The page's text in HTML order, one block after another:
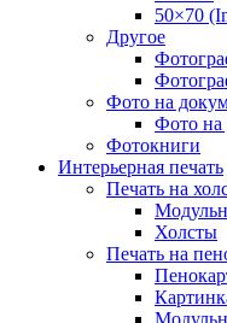
50×70
Другое
Фото на
Фото на
Фотокниги
Интерьерная печать
Печать на
Холсты
Печать на